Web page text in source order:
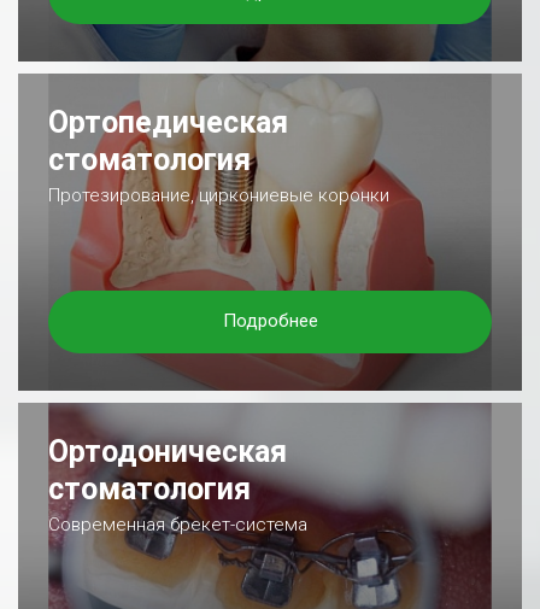
Ортопедическая
стоматология
Протезирование, циркониевые коронки
Подробнее
Ортодоническая
стоматология
Современная брекет-система